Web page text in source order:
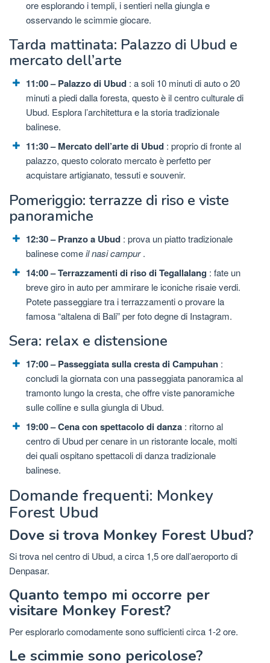
ore esplorando i templi, i sentieri nella giungla e
osservando le scimmie giocare.
Tarda mattinata: Palazzo di Ubud e
mercato dell’arte
11:00 – Palazzo di Ubud : a soli 10 minuti di auto o 20
minuti a piedi dalla foresta, questo è il centro culturale di
Ubud. Esplora l’architettura e la storia tradizionale
balinese.
11:30 – Mercato dell’arte di Ubud : proprio di fronte al
palazzo, questo colorato mercato è perfetto per
acquistare artigianato, tessuti e souvenir.
Pomeriggio: terrazze di riso e viste
panoramiche
12:30 – Pranzo a Ubud : prova un piatto tradizionale
balinese comeil nasi campur.
14:00 – Terrazzamenti di riso di Tegallalang : fate un
breve giro in auto per ammirare le iconiche risaie verdi.
Potete passeggiare tra i terrazzamenti o provare la
famosa “altalena di Bali” per foto degne di Instagram.
Sera: relax e distensione
17:00 – Passeggiata sulla cresta di Campuhan :
concludi la giornata con una passeggiata panoramica al
tramonto lungo la cresta, che offre viste panoramiche
sulle colline e sulla giungla di Ubud.
19:00 – Cena con spettacolo di danza : ritorno al
centro di Ubud per cenare in un ristorante locale, molti
dei quali ospitano spettacoli di danza tradizionale
balinese.
Domande frequenti: Monkey
Forest Ubud
Dove si trova Monkey Forest Ubud?
Si trova nel centro di Ubud, a circa 1,5 ore dall’aeroporto di
Denpasar.
Quanto tempo mi occorre per
visitare Monkey Forest?
Per esplorarlo comodamente sono sufficienti circa 1-2 ore.
Le scimmie sono pericolose?